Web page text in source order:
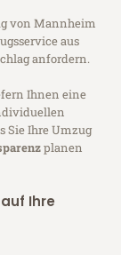
von Mannheim
aus
anfordern.
Ihnen eine
Sie Ihre Umzug
planen
Ihre